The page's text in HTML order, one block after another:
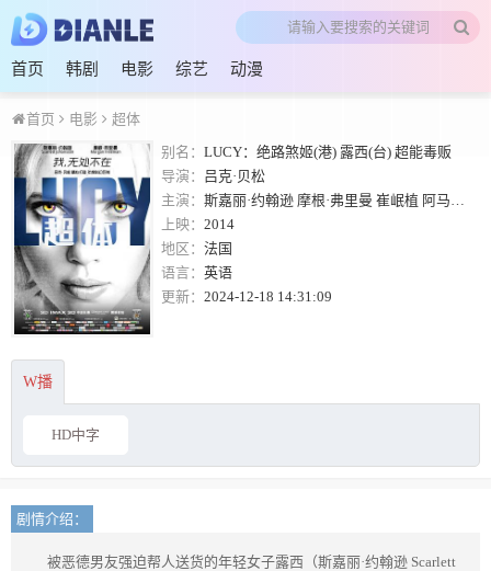
首页 韩剧 电影 综艺 动漫
首页 电影
超体
别名： LUCY：绝路煞姬(港) 露西(台) 超能毒贩
导演： 吕克·贝松
主演： 斯嘉丽·约翰逊 摩根·弗里曼 崔岷植 阿马尔·维克德
上映： 2014
地区： 法国
语言： 英语
更新： 2024-12-18 14:31:09
W播
HD中字
剧情介绍：
被恶德男友强迫帮人送货的年轻女子露西（斯嘉丽·约翰逊 Scarlett